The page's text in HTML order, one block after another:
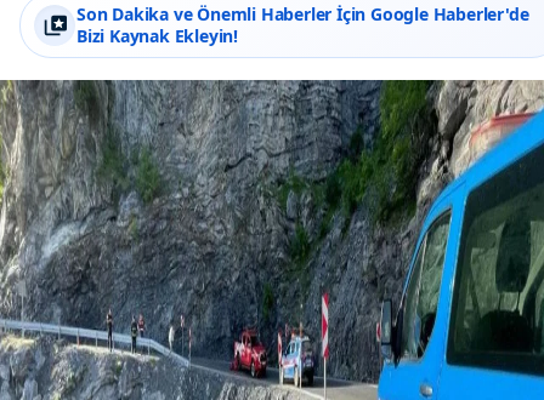
Son Dakika ve Önemli Haberler İçin Google Haberler'de
Bizi Kaynak Ekleyin!